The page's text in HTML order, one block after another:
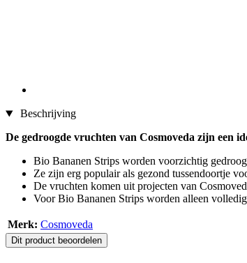
Beschrijving
De gedroogde vruchten van Cosmoveda zijn een
Bio Bananen Strips worden voorzichtig
Ze zijn erg populair als gezond tussendoortje
De vruchten komen uit projecten van
Voor Bio Bananen Strips worden alleen
Merk: Cosmoveda
Dit product beoordelen